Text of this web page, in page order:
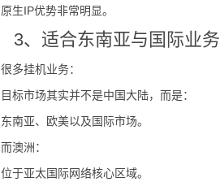
原生IP优势非常明显。
3、适合东南亚与国际业务
很多挂机业务：
目标市场其实并不是中国大陆，而是：
东南亚、欧美以及国际市场。
而澳洲：
位于亚太国际网络核心区域。